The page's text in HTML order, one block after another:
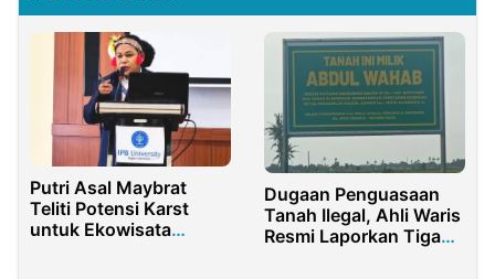
Putri Asal Maybrat
Teliti Potensi Karst
untuk Ekowisata
Dugaan Penguasaan
Tanah Ilegal, Ahli Waris
Resmi Laporkan Tiga